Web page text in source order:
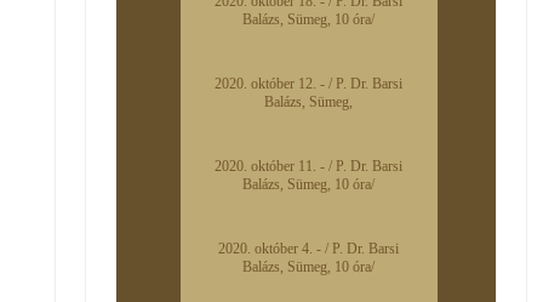
Balázs, Sümeg, 10 óra/
2020. október 12. - / P. Dr. Barsi
Balázs, Sümeg,
2020. október 11. - / P. Dr. Barsi
Balázs, Sümeg, 10 óra/
2020. október 4. - / P. Dr. Barsi
Balázs, Sümeg, 10 óra/